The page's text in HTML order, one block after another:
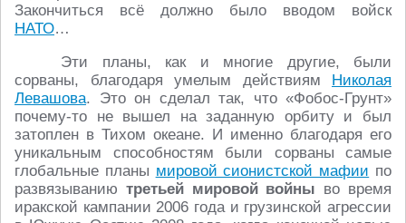
Закончиться всё должно было вводом войск
НАТО…
Эти планы, как и многие другие, были
сорваны, благодаря умелым действиям Николая
Левашова. Это он сделал так, что «Фобос-Грунт»
почему-то не вышел на заданную орбиту и был
затоплен в Тихом океане. И именно благодаря его
уникальным способностям были сорваны самые
глобальные планы мировой сионистской мафии по
развязыванию третьей мировой войны во время
иракской кампании 2006 года и грузинской агрессии